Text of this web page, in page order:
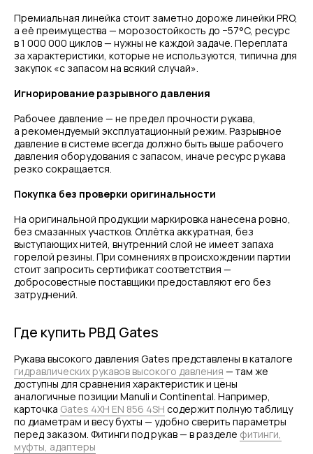
Премиальная линейка стоит заметно дороже линейки PRO,
а её преимущества — морозостойкость до −57°C, ресурс
в 1 000 000 циклов — нужны не каждой задаче. Переплата
за характеристики, которые не используются, типична для
закупок «с запасом на всякий случай».
Игнорирование разрывного давления
Рабочее давление — не предел прочности рукава,
а рекомендуемый эксплуатационный режим. Разрывное
давление в системе всегда должно быть выше рабочего
давления оборудования с запасом, иначе ресурс рукава
резко сокращается.
Покупка без проверки оригинальности
На оригинальной продукции маркировка нанесена ровно,
без смазанных участков. Оплётка аккуратная, без
выступающих нитей, внутренний слой не имеет запаха
горелой резины. При сомнениях в происхождении партии
стоит запросить сертификат соответствия —
добросовестные поставщики предоставляют его без
затруднений.
Где купить РВД Gates
Рукава высокого давления Gates представлены в каталоге
гидравлических рукавов высокого давления — там же
доступны для сравнения характеристик и цены
аналогичные позиции Manuli и Continental. Например,
карточка Gates 4XH EN 856 4SH содержит полную таблицу
по диаметрам и весу бухты — удобно сверить параметры
перед заказом. Фитинги под рукав — в разделе фитинги,
муфты, адаптеры
Компания
Поставщики
Пн - Пт, с 09:00 до 18:00
Отзывы
Каталог
Поддержка
Контакты
КОНТАКТЫ
+7(812)331-45-82
info@evrasiaes.ru